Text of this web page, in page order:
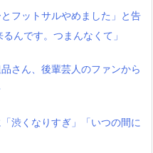
フットサルやめました」と告
んです。つまんなくて」
品さん、後輩芸人のファンから
渋くなりすぎ」「いつの間に